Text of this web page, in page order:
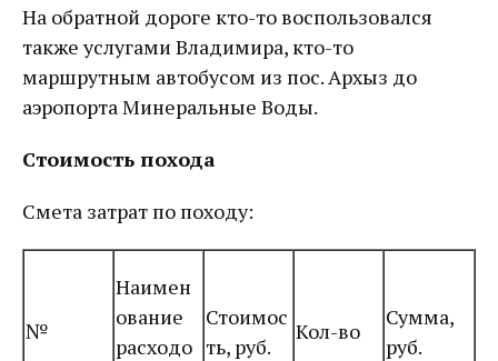
На обратной дороге кто-то воспользовался
также услугами Владимира, кто-то
маршрутным автобусом из пос. Архыз до
аэропорта Минеральные Воды.
Стоимость похода
Смета затрат по походу:
№
Наимен
ование
расходо
Стоимос
ть, руб.
Кол-во
Сумма,
руб.